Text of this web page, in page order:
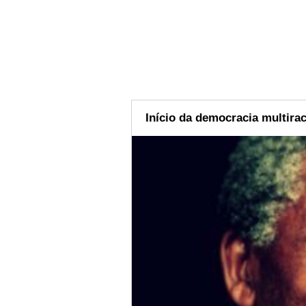
Início da democracia